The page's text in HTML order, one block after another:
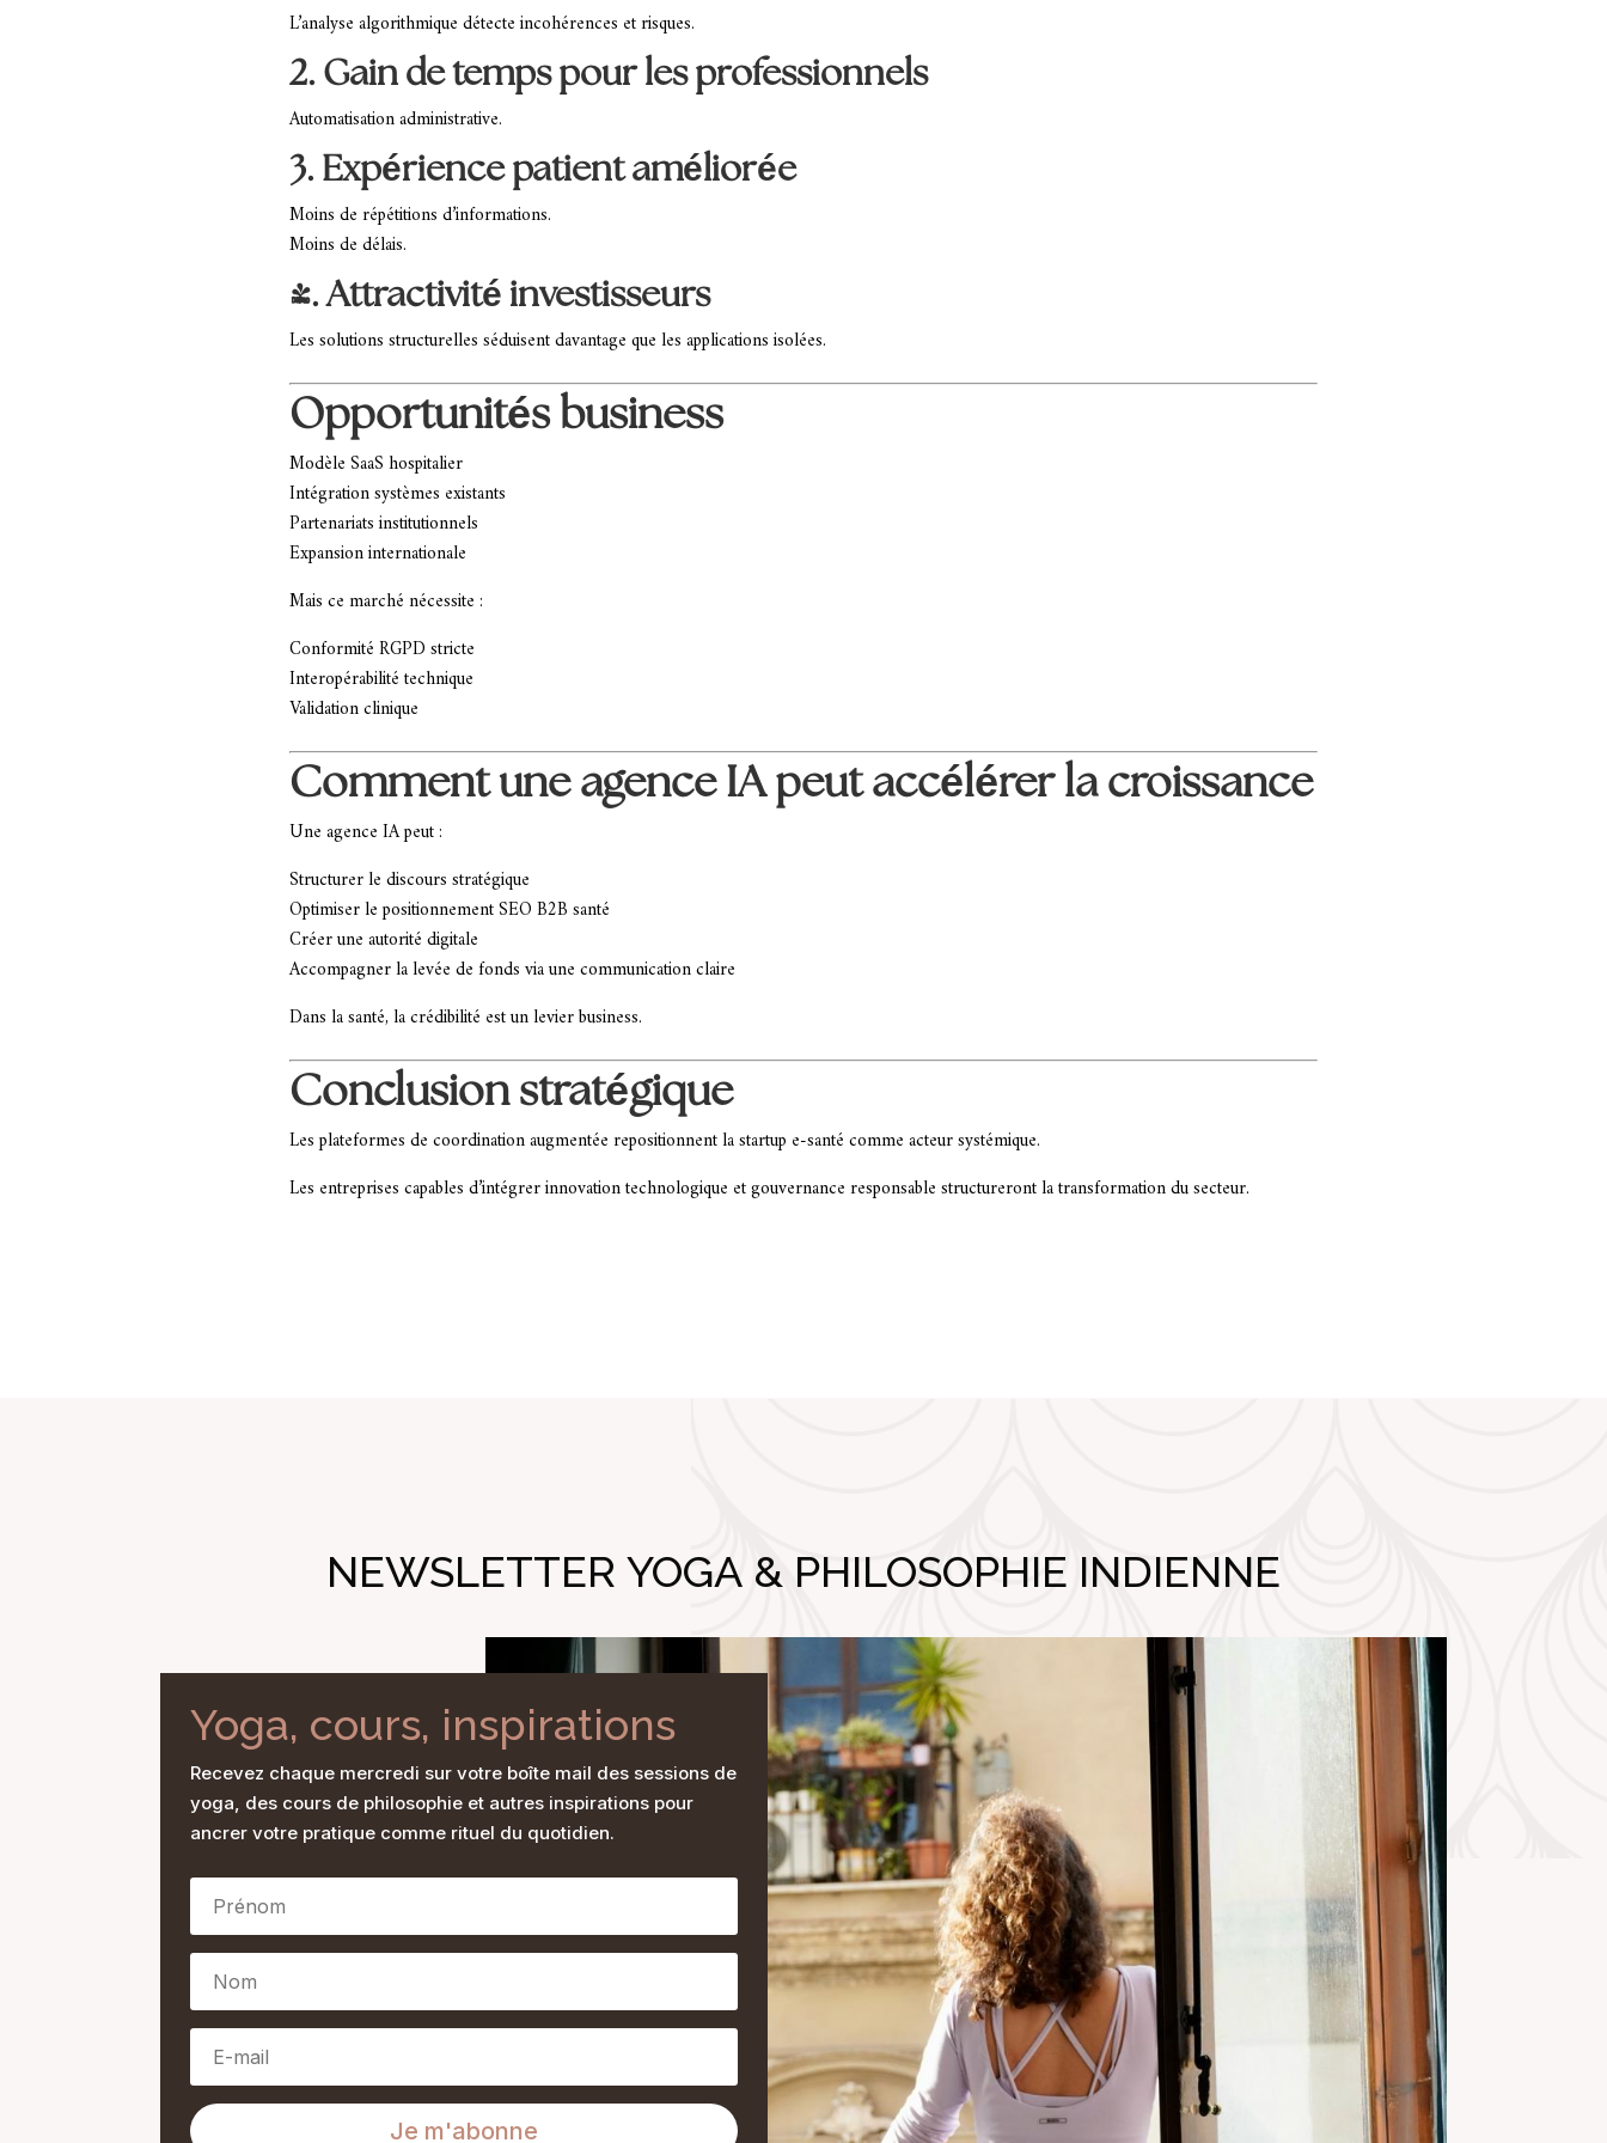
L’analyse algorithmique détecte incohérences et risques.
2. Gain de temps pour les professionnels
Automatisation administrative.
3. Expérience patient améliorée
Moins de répétitions d’informations.
Moins de délais.
4. Attractivité investisseurs
Les solutions structurelles séduisent davantage que les applications isolées.
Opportunités business
Modèle SaaS hospitalier
Intégration systèmes existants
Partenariats institutionnels
Expansion internationale
Mais ce marché nécessite :
Conformité RGPD stricte
Interopérabilité technique
Validation clinique
Comment une agence IA peut accélérer la croissance
Une agence IA peut :
Structurer le discours stratégique
Optimiser le positionnement SEO B2B santé
Créer une autorité digitale
Accompagner la levée de fonds via une communication claire
Dans la santé, la crédibilité est un levier business.
Conclusion stratégique
Les plateformes de coordination augmentée repositionnent la startup e-santé comme acteur systémique.
Les entreprises capables d’intégrer innovation technologique et gouvernance responsable structureront la transformation du secteur.
NEWSLETTER YOGA & PHILOSOPHIE INDIENNE
Yoga, cours, inspirations
Recevez chaque mercredi sur votre boîte mail des sessions de
yoga, des cours de philosophie et autres inspirations pour
ancrer votre pratique comme rituel du quotidien.
Je m'abonne